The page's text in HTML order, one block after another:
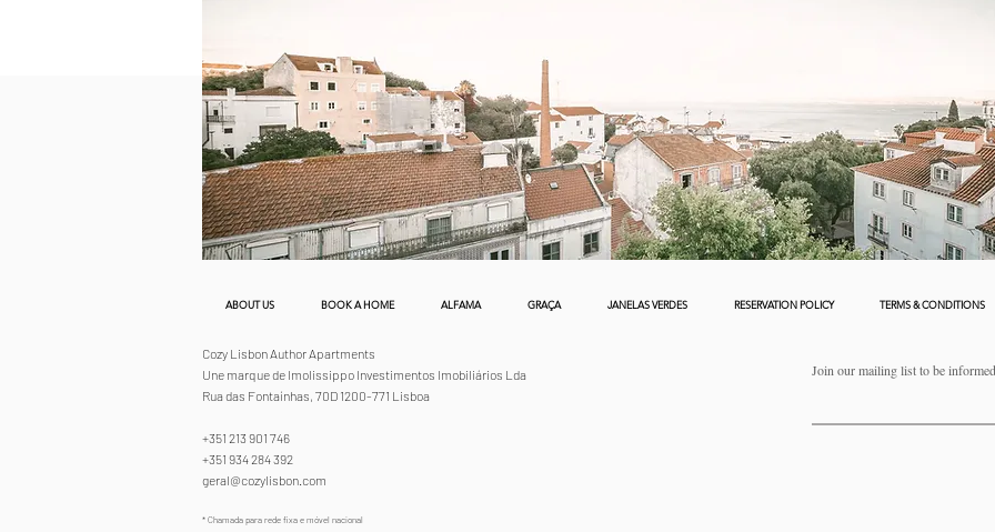
ABOUT US BOOK A HOME ALFAMA GRAÇA JANELAS VERDES RESERVATION POLICY TERMS & CONDITIONS
Cozy Lisbon Author Apartments
Une marque de Imolissippo Investimentos Imobiliários Lda
Rua das Fontaínhas, 70D 1200-771 Lisboa
+351 213 901 746
+351 934 284 392
geral@cozylisbon.com
* Chamada para rede fixa e móvel nacional
Join our mailing list to be